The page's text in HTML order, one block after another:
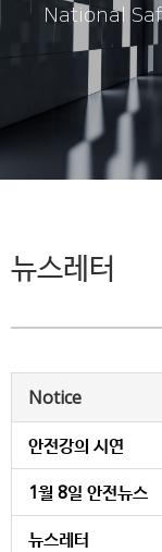
National
뉴스레터
Notice
안전강의 시연
1월 8일 안전뉴스
뉴스레터